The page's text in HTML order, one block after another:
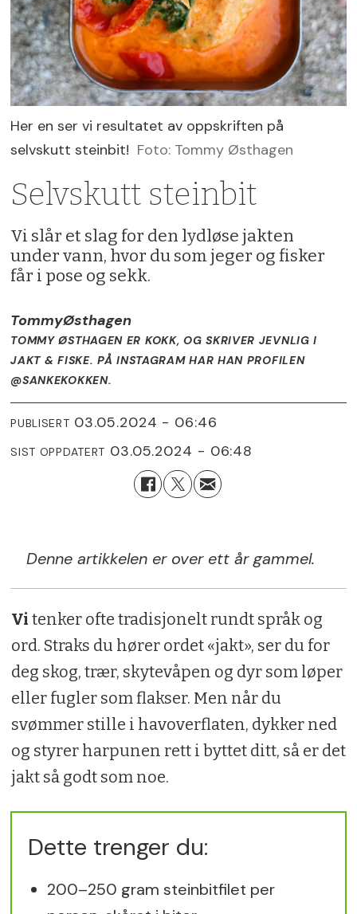
Her en ser vi resultatet av oppskriften på
selvskutt steinbit! Foto: Tommy Østhagen
Selvskutt steinbit
Vi slår et slag for den lydløse jakten
under vann, hvor du som jeger og fisker
får i pose og sekk.
TommyØsthagen
TOMMY ØSTHAGEN ER KOKK, OG SKRIVER JEVNLIG I
JAKT & FISKE. PÅ INSTAGRAM HAR HAN PROFILEN
@SANKEKOKKEN.
PUBLISERT 03.05.2024 - 06:46
SIST OPPDATERT 03.05.2024 - 06:48
Denne artikkelen er over ett år gammel.
Vi tenker ofte tradisjonelt rundt språk og
ord. Straks du hører ordet «jakt», ser du for
deg skog, trær, skytevåpen og dyr som løper
eller fugler som flakser. Men når du
svømmer stille i havoverflaten, dykker ned
og styrer harpunen rett i byttet ditt, så er det
jakt så godt som noe.
Dette trenger du:
200–250 gram steinbitfilet per